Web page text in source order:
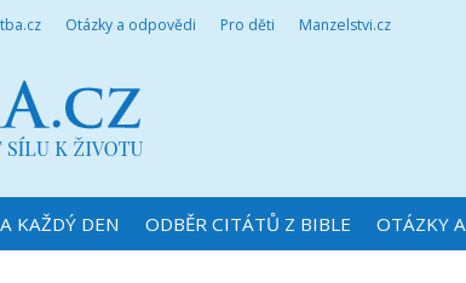
Otázky a odpovědi Pro děti Manzelstvi.cz
KAŽDÝ DEN ODBĚR CITÁTŮ Z BIBLE OTÁZKY